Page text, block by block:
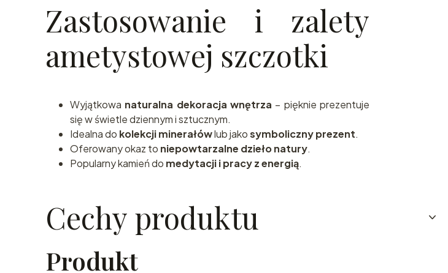
Zastosowanie i zalety
ametystowej szczotki
Wyjątkowa naturalna dekoracja wnętrza – pięknie prezentuje
się w świetle dziennym i sztucznym.
Idealna do kolekcji minerałówlub jakosymboliczny prezent.
Oferowany okaz to niepowtarzalne dzieło natury.
Popularny kamień do medytacji i pracy z energią.
Cechy produktu
Produkt